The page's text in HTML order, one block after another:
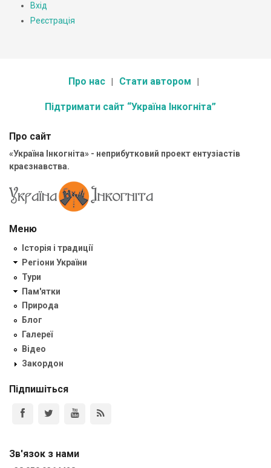
Вхід
Реєстрація
Про нас Стати автором
Підтримати сайт “Україна Інкогніта”
Про сайт
«Україна Інкогніта» - неприбутковий проект ентузіастів
краєзнавства.
Меню
Історія і традиції
Регіони України
Тури
Пам'ятки
Природа
Блог
Галереї
Відео
Закордон
Підпишіться
Зв'язок з нами